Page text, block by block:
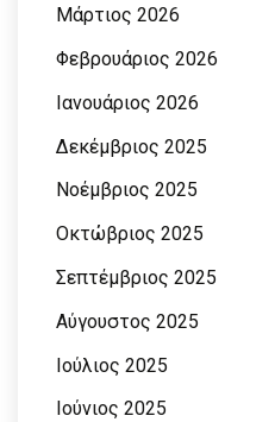
Μάρτιος 2026
Φεβρουάριος 2026
Ιανουάριος 2026
Δεκέμβριος 2025
Νοέμβριος 2025
Οκτώβριος 2025
Σεπτέμβριος 2025
Αύγουστος 2025
Ιούλιος 2025
Ιούνιος 2025